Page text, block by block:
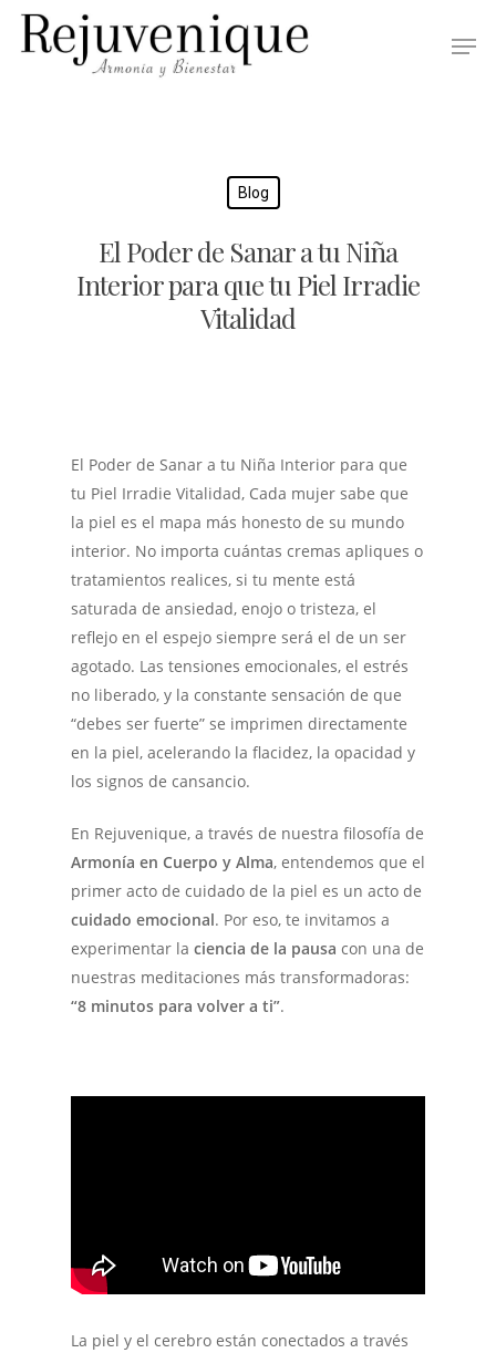
Blog
El Poder de Sanar a tu Niña
Interior para que tu Piel Irradie
Vitalidad
El Poder de Sanar a tu Niña Interior para que
tu Piel Irradie Vitalidad, Cada mujer sabe que
la piel es el mapa más honesto de su mundo
interior. No importa cuántas cremas apliques o
tratamientos realices, si tu mente está
saturada de ansiedad, enojo o tristeza, el
reflejo en el espejo siempre será el de un ser
agotado. Las tensiones emocionales, el estrés
no liberado, y la constante sensación de que
“debes ser fuerte” se imprimen directamente
en la piel, acelerando la flacidez, la opacidad y
los signos de cansancio.
En Rejuvenique, a través de nuestra filosofía de
Armonía en Cuerpo y Alma, entendemos que el
primer acto de cuidado de la piel es un acto de
cuidado emocional. Por eso, te invitamos a
experimentar la ciencia de la pausa con una de
nuestras meditaciones más transformadoras:
“8 minutos para volver a ti”.
La piel y el cerebro están conectados a través